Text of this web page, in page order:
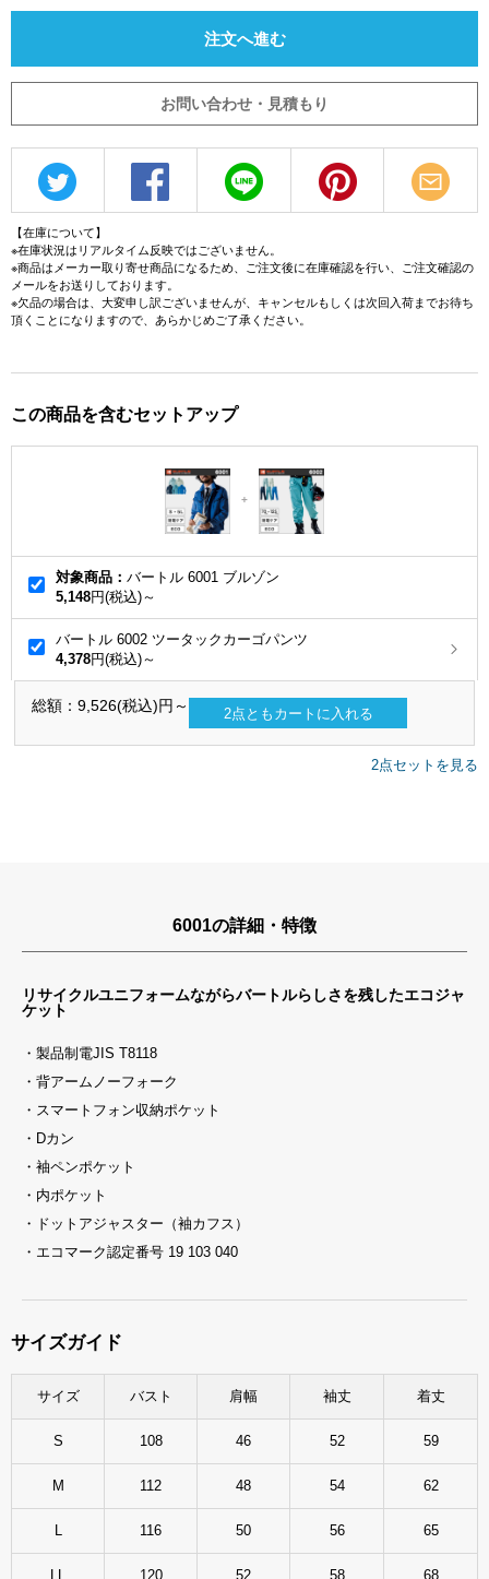
注文へ進む
お問い合わせ・見積もり
【在庫について】
※在庫状況はリアルタイム反映ではございません。
※商品はメーカー取り寄せ商品になるため、ご注文後に在庫確認を行い、ご注文確認の
メールをお送りしております。
※欠品の場合は、大変申し訳ございませんが、キャンセルもしくは次回入荷までお待ち
頂くことになりますので、あらかじめご了承ください。
この商品を含むセットアップ
対象商品： バートル 6001 ブルゾン
5,148円(税込)～
バートル 6002 ツータックカーゴパンツ
4,378円(税込)～
総額： 9,526(税込)円～ 2点ともカートに入れる
2点セットを見る
6001の詳細・特徴
リサイクルユニフォームながらバートルらしさを残したエコジャ
ケット
・製品制電JIS T8118
・背アームノーフォーク
・スマートフォン収納ポケット
・Dカン
・袖ペンポケット
・内ポケット
・ドットアジャスター（袖カフス）
・エコマーク認定番号 19 103 040
サイズガイド
サイズ バスト 肩幅 袖丈 着丈
S 108 46 52 59
M 112 48 54 62
L 116 50 56 65
120 52 58 68